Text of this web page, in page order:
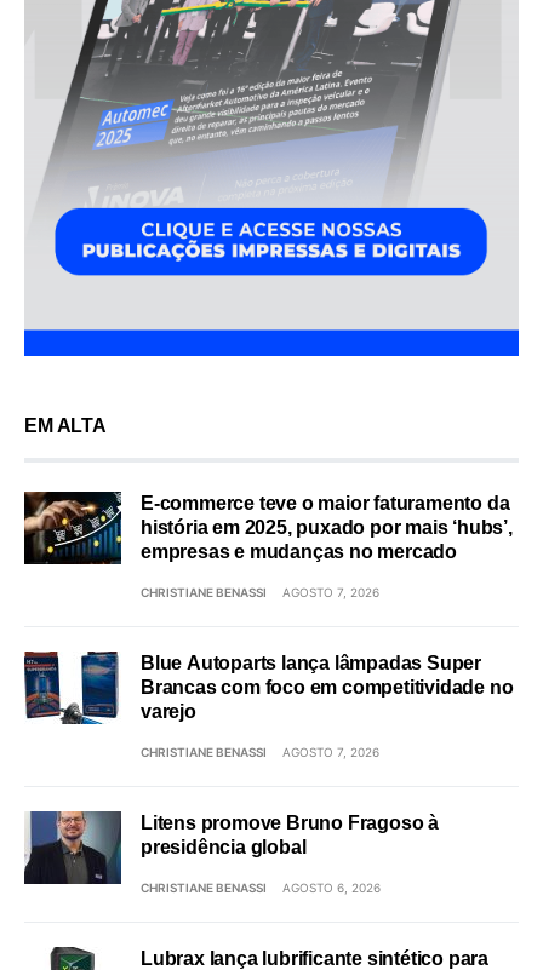
EM ALTA
E-commerce teve o maior faturamento da
história em 2025, puxado por mais ‘hubs’,
empresas e mudanças no mercado
CHRISTIANE BENASSI AGOSTO 7, 2026
Blue Autoparts lança lâmpadas Super
Brancas com foco em competitividade no
varejo
CHRISTIANE BENASSI AGOSTO 7, 2026
Litens promove Bruno Fragoso à
presidência global
CHRISTIANE BENASSI AGOSTO 6, 2026
Lubrax lança lubrificante sintético para